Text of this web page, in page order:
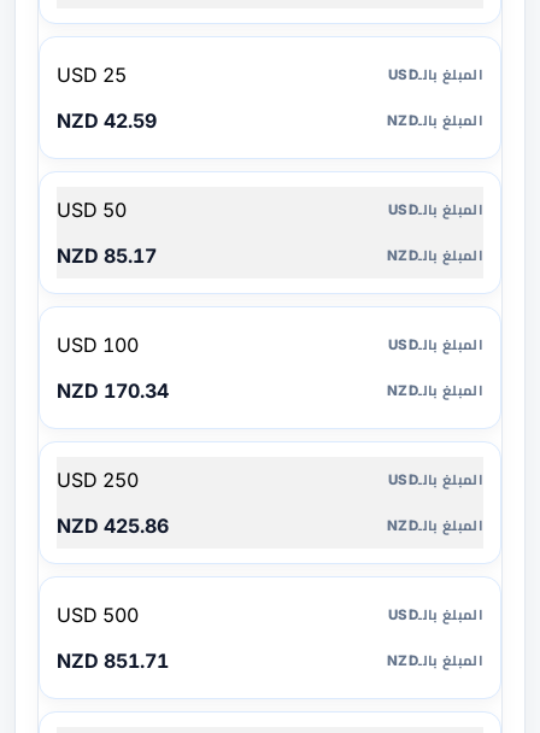
25 USD
42.59 NZD
50 USD
85.17 NZD
100 USD
170.34 NZD
250 USD
425.86 NZD
500 USD
851.71 NZD